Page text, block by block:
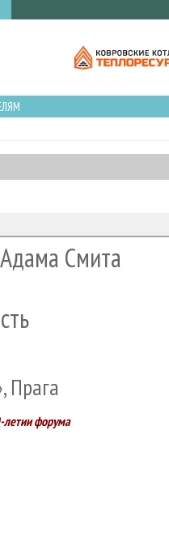
Смита
Прага
летии форума